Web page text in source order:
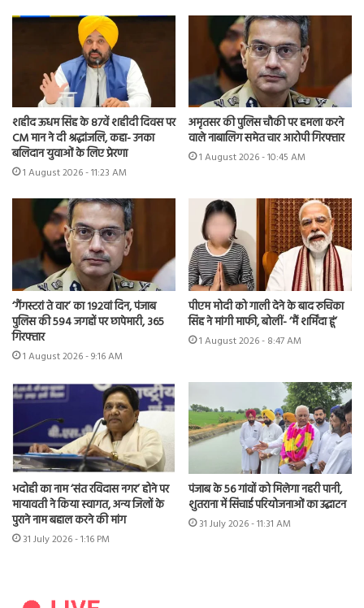
शहीद ऊधम सिंह के 87वें शहीदी दिवस पर
CM मान ने दी श्रद्धांजलि, कहा- उनका
बलिदान युवाओं के लिए प्रेरणा
1 August 2026 - 11:23 AM
अमृतसर की पुलिस चौकी पर हमला करने
वाले नाबालिग समेत चार आरोपी गिरफ्तार
1 August 2026 - 10:45 AM
‘गैंगस्टरां ते वार’ का 192वां दिन, पंजाब
पुलिस की 594 जगहों पर छापेमारी, 365
गिरफ्तार
1 August 2026 - 9:16 AM
पीएम मोदी को गाली देने के बाद रुचिका
सिंह ने मांगी माफी, बोलीं- ‘मैं शर्मिंदा हूं’
1 August 2026 - 8:47 AM
भदोही का नाम ‘संत रविदास नगर’ होने पर
मायावती ने किया स्वागत, अन्य जिलों के
पुराने नाम बहाल करने की मांग
31 July 2026 - 1:16 PM
पंजाब के 56 गांवों को मिलेगा नहरी पानी,
शुतराना में सिंचाई परियोजनाओं का उद्घाटन
31 July 2026 - 11:31 AM